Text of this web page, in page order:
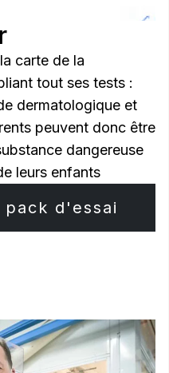
carte de la
tout ses tests :
dermatologique et
peuvent donc être
dangereuse
leurs enfants
pack d'essai